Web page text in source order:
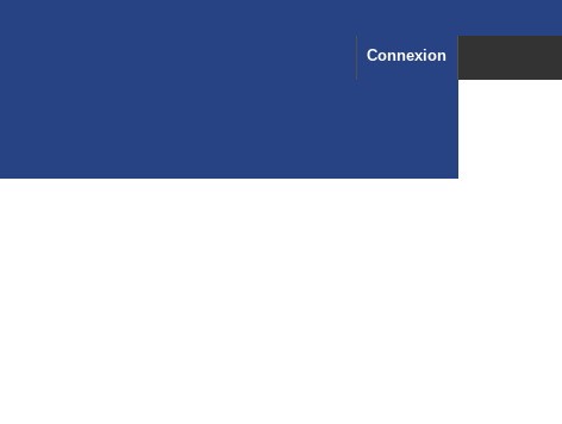
Connexion